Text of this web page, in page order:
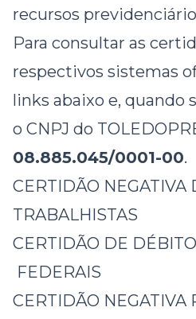
recursos
Para consultar as
respectivos sistemas
links abaixo e, quando
o CNPJ do
08.885.045/0001-00.
CERTIDÃO NEGATIVA
TRABALHISTAS
CERTIDÃO DE
FEDERAIS
CERTIDÃO NEGATIVA